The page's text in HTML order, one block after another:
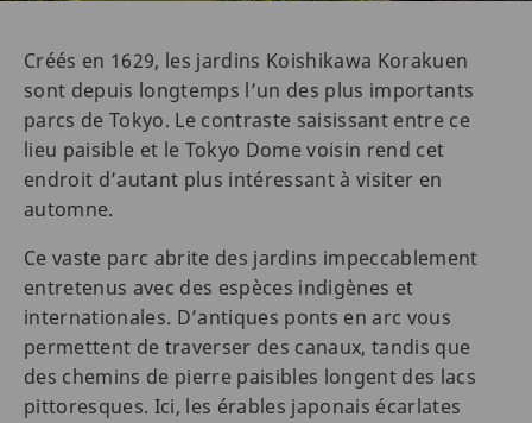
Créés en 1629, les jardins Koishikawa Korakuen
sont depuis longtemps l’un des plus importants
parcs de Tokyo. Le contraste saisissant entre ce
lieu paisible et le Tokyo Dome voisin rend cet
endroit d’autant plus intéressant à visiter en
automne.
Ce vaste parc abrite des jardins impeccablement
entretenus avec des espèces indigènes et
internationales. D’antiques ponts en arc vous
permettent de traverser des canaux, tandis que
des chemins de pierre paisibles longent des lacs
pittoresques. Ici, les érables japonais écarlates